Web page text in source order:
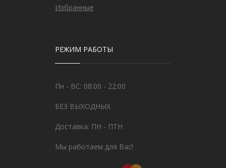
Избранные
РЕЖИМ РАБОТЫ
Пн - ВС: 08:00 - 22:00
БЕЗ ВЫХОДНЫХ
Доставка: ПН - ПТН
Мы работаем для Вас!